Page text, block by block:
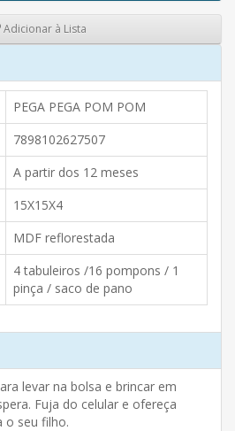
Adicionar à Lista
PEGA PEGA POM POM
7898102627507
A partir dos 12 meses
15X15X4
MDF reflorestada
4 tabuleiros /16 pompons / 1
pinça / saco de pano
levar na bolsa e brincar em
Fuja do celular e ofereça
o seu filho.